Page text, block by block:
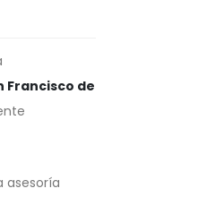
Francisco de
asesoría